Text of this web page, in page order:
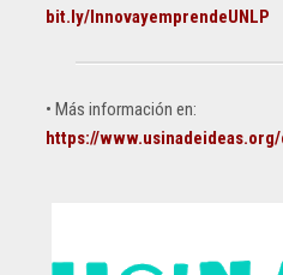
bit.ly/InnovayemprendeUNLP
• Más información en:
https://